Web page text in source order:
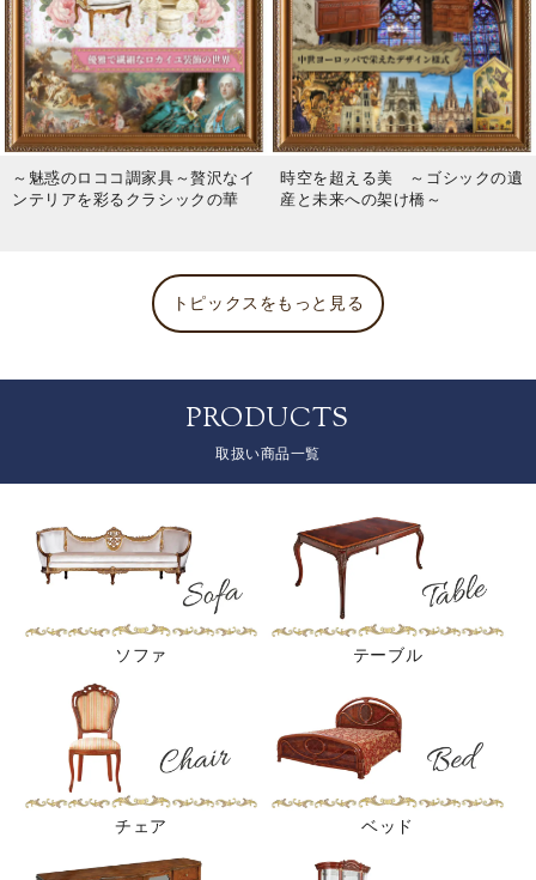
～魅惑のロココ調家具～贅沢なイ
ンテリアを彩るクラシックの華
時空を超える美 ～ゴシックの遺
産と未来への架け橋～
トピックスをもっと見る
PRODUCTS
取扱い商品一覧
ソファ テーブル
チェア ベッド